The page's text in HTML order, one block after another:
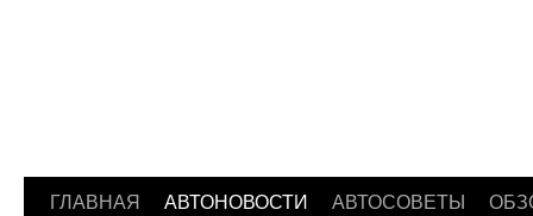
Перейти
ГЛАВНАЯ АВТОНОВОСТИ АВТОСОВЕТЫ